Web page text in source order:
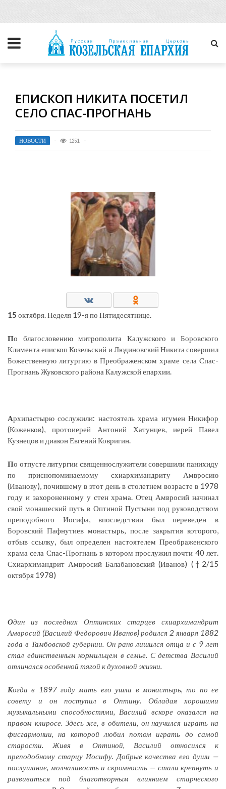
ЕПИСКОП НИКИТА ПОСЕТИЛ
СЕЛО СПАС-ПРОГНАНЬ
НОВОСТИ 1251
15 октября. Неделя 19-я по Пятидесятнице.
По благословению митрополита Калужского и Боровского
Климента епископ Козельский и Людиновский Никита совершил
Божественную литургию в Преображенском храме села Спас-
Прогнань Жуковского района Калужской епархии.
Архипастырю сослужили: настоятель храма игумен Никифор
(Коженков), протоиерей Антоний Хатунцев, иерей Павел
Кузнецов и диакон Евгений Ковригин.
По отпусте литургии священнослужители совершили панихиду
по приснопоминаемому схиархимандриту Амвросию
(Иванову), почившему в этот день в столетнем возрасте в 1978
году и захороненному у стен храма. Отец Амвросий начинал
свой монашеский путь в Оптиной Пустыни под руководством
преподобного Иосифа, впоследствии был переведен в
Боровский Пафнутиев монастырь, после закрытия которого,
отбыв ссылку, был определен настоятелем Преображенского
храма села Спас-Прогнань в котором прослужил почти 40 лет.
Схиархимандрит Амвросий Балабановский (Иванов) (†2/15
октября 1978)
Один из последних Оптинских старцев схиархимандрит
Амвросий (Василий Федорович Иванов) родился 2 января 1882
года в Тамбовской губернии. Он рано лишился отца и с 9 лет
стал единственным кормильцем в семье. С детства Василий
отличался особенной тягой к духовной жизни.
Когда в 1897 году мать его ушла в монастырь, то по ее
совету и он поступил в Оптину. Обладая хорошими
музыкальными способностями, Василий вскоре оказался на
правом клиросе. Здесь же, в обители, он научился играть на
фисгармонии, на которой любил потом играть до самой
старости. Живя в Оптиной, Василий относился к
преподобному старцу Иосифу. Добрые качества его души —
послушание, молчаливость и скромность — стали крепнуть и
развиваться под благотворным влиянием старческого